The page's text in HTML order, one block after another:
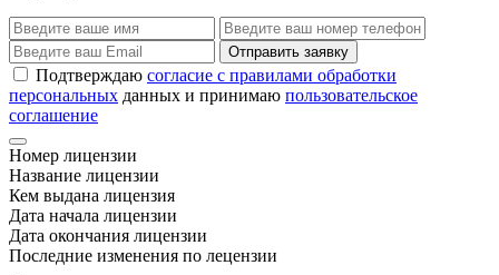
Отправить заявку
Подтверждаю согласие с правилами обработки
персональных данных и принимаю пользовательское
соглашение
Номер лицензии
Название лицензии
Кем выдана лицензия
Дата начала лицензии
Дата окончания лицензии
Последние изменения по лецензии